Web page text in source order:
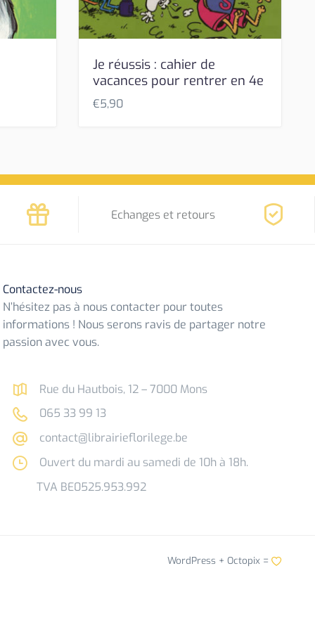
Je réussis : cahier de
vacances pour rentrer en 4e
€5,90
Echanges et retours
Contactez-nous
N’hésitez pas à nous contacter pour toutes
informations ! Nous serons ravis de partager notre
passion avec vous.
Rue du Hautbois, 12 – 7000 Mons
065 33 99 13
contact@librairieflorilege.be
Ouvert du mardi au samedi de 10h à 18h.
TVA BE0525.953.992
WordPress + Octopix=